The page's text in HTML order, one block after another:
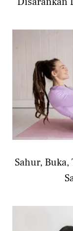
Sahur,